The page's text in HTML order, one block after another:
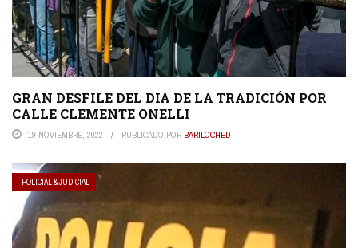
GRAN DESFILE DEL DIA DE LA TRADICIÓN POR
CALLE CLEMENTE ONELLI
19 NOVIEMBRE, 2022 PUBLICADO POR BARILOCHED
POLICIAL & JUDICIAL